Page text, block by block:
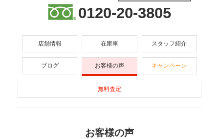
0120-20-3805
店舗情報 在庫車 スタッフ紹介
ブログ お客様の声 キャンペーン
無料査定
お客様の声